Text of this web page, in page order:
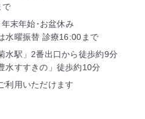
で
末年始･お盆休み
水曜振替 診療16:00まで
水駅」2番出口から徒歩約9分
水すすきの」徒歩約10分
利用いただけます